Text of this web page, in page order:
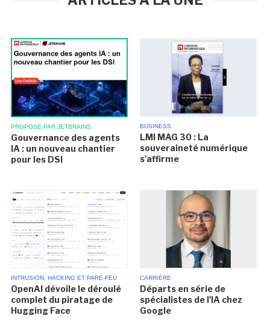
PROPOSÉ PAR JETBRAINS
Gouvernance des agents
IA : un nouveau chantier
pour les DSI
BUSINESS
LMI MAG 30 : La
souveraineté numérique
s'affirme
INTRUSION, HACKING ET PARE-FEU
OpenAI dévoile le déroulé
complet du piratage de
Hugging Face
CARRIÈRE
Départs en série de
spécialistes de l'IA chez
Google